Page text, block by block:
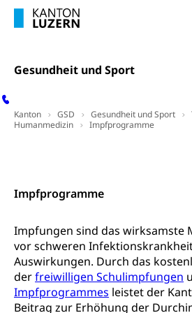
Gesundheit und Sport
Kanton GSD Gesundheit und Sport
Humanmedizin
Impfprogramme
Impfprogramme
Impfungen sind das wirksamste
vor schweren
Auswirkungen. Durch das
derfreiwilligen Schulimpfungen
Impfprogrammes leistet der
Beitrag zur Erhöhung der
Früherziehung
Freiwilliger
Studienbeiträge Höhere
Finanzielle Unterstützung
Stipendien Hochschule
Weiterbildung, Forschung,
Dienstleistungen, Hochschule
swissuniversities
Hochschulen)
Universität
Kindergarten, Kinderkrippe,
Frühe
Kindergarten &
Frühe
Konsumentenschutz
Konsumentenrechte,
Preisüberwachung,
Konsumentenorganisation,